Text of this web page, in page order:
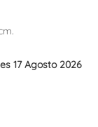
17 Agosto 2026